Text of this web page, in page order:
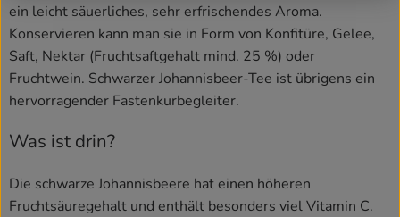
ein leicht säuerliches, sehr erfrischendes Aroma.
Konservieren kann man sie in Form von Konfitüre, Gelee,
Saft, Nektar (Fruchtsaftgehalt mind. 25 %) oder
Fruchtwein. Schwarzer Johannisbeer-Tee ist übrigens ein
hervorragender Fastenkurbegleiter.
Was ist drin?
Die schwarze Johannisbeere hat einen höheren
Fruchtsäuregehalt und enthält besonders viel Vitamin C.